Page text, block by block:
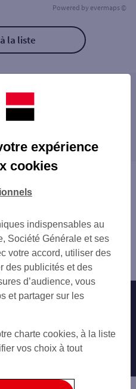
Powered by evermaps ©
la liste
à proximité
1 GD RUE
Nous contacter
SG
expérience
cookies
indispensables au
Société Générale et ses
votre accord, utiliser des
des publicités et des
d’audience, vous
et partager sur les
charte cookies, à la liste
vos choix à tout